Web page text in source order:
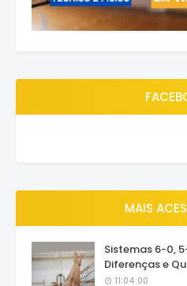
MAIS
Sistemas 6-0,
Diferenças e
11:04:00